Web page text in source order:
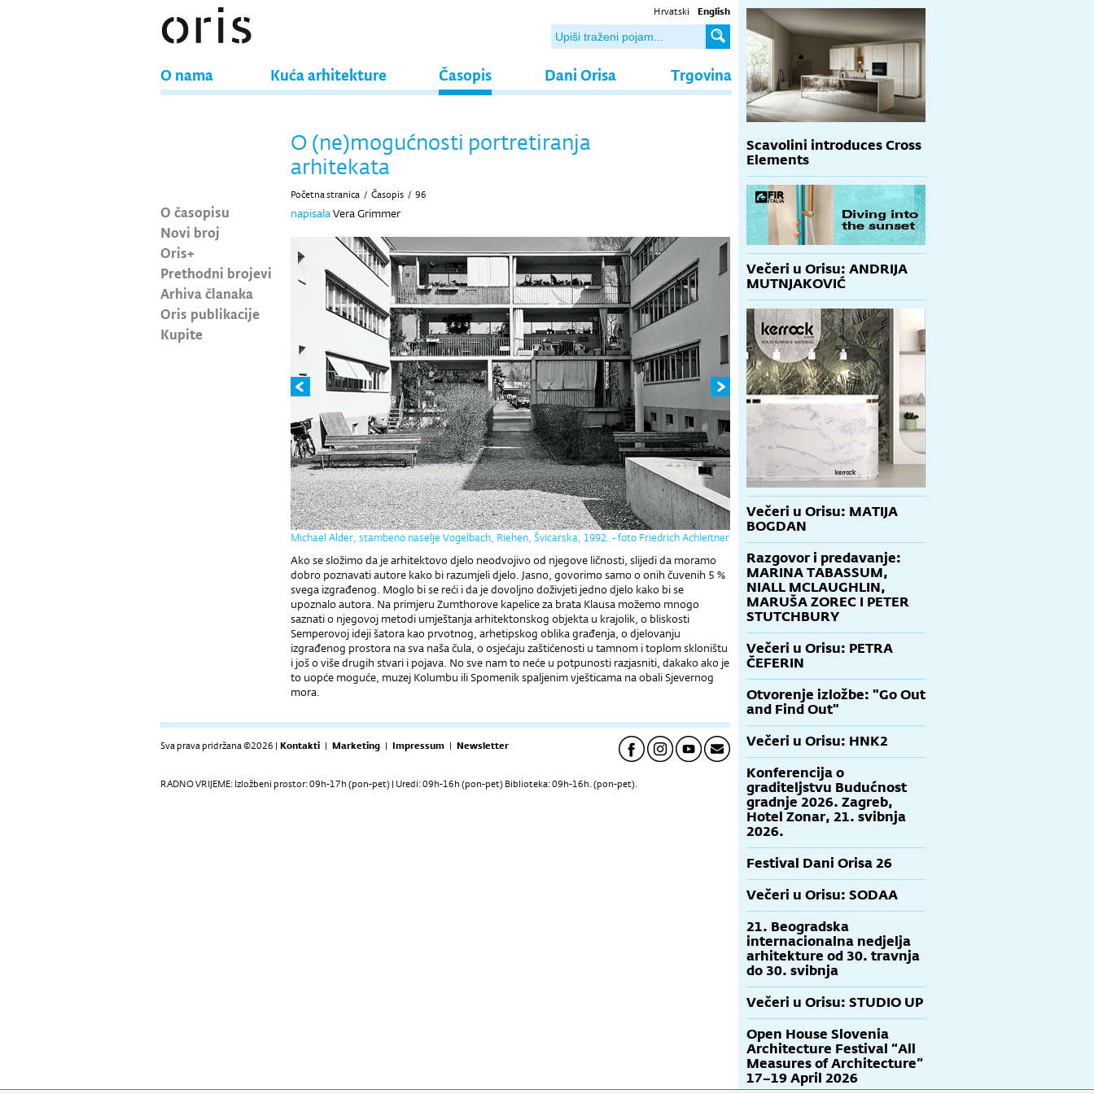
Hrvatski English
O nama Kuća arhitekture Časopis Dani Orisa Trgovina
O časopisu
Novi broj
Oris+
Prethodni brojevi
Arhiva članaka
Oris publikacije
Kupite
O (ne)mogućnosti portretiranja
arhitekata
Početna stranica / Časopis / 96
napisalaVera Grimmer
Michael Alder, stambeno naselje Vogelbach, Riehen, Švicarska, 1992. - foto Friedrich Achleitner
Ako se složimo da je arhitektovo djelo neodvojivo od njegove ličnosti, slijedi da moramo
dobro poznavati autore kako bi razumjeli djelo. Jasno, govorimo samo o onih čuvenih 5 %
svega izgrađenog. Moglo bi se reći i da je dovoljno doživjeti jedno djelo kako bi se
upoznalo autora. Na primjeru Zumthorove kapelice za brata Klausa možemo mnogo
saznati o njegovoj metodi umještanja arhitektonskog objekta u krajolik, o bliskosti
Semperovoj ideji šatora kao prvotnog, arhetipskog oblika građenja, o djelovanju
izgrađenog prostora na sva naša čula, o osjećaju zaštićenosti u tamnom i toplom skloništu
i još o više drugih stvari i pojava. No sve nam to neće u potpunosti razjasniti, dakako ako je
to uopće moguće, muzej Kolumbu ili Spomenik spaljenim vješticama na obali Sjevernog
mora.
Sva prava pridržana ©2026 | Kontakti | Marketing | Impressum | Newsletter
RADNO VRIJEME: Izložbeni prostor: 09h-17h (pon-pet) | Uredi: 09h-16h (pon-pet) Biblioteka: 09h-16h. (pon-pet).
Scavolini introduces Cross
Elements
Večeri u Orisu: ANDRIJA
MUTNJAKOVIĆ
Večeri u Orisu: MATIJA
BOGDAN
Razgovor i predavanje:
MARINA TABASSUM,
NIALL MCLAUGHLIN,
MARUŠA ZOREC I PETER
STUTCHBURY
Večeri u Orisu: PETRA
ČEFERIN
Otvorenje izložbe: "Go Out
and Find Out"
Večeri u Orisu: HNK2
Konferencija o
graditeljstvu Budućnost
gradnje 2026. Zagreb,
Hotel Zonar, 21. svibnja
2026.
Festival Dani Orisa 26
Večeri u Orisu: SODAA
21. Beogradska
internacionalna nedjelja
arhitekture od 30. travnja
do 30. svibnja
Večeri u Orisu: STUDIO UP
Open House Slovenia
Architecture Festival “All
Measures of Architecture”
17–19 April 2026